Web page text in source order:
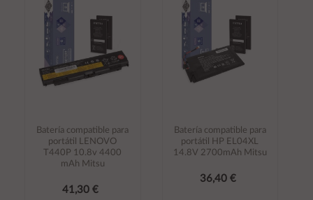
carrito
carrito
Batería compatible para
portátil LENOVO
T440P 10.8v 4400
mAh Mitsu
41,30 €
Batería compatible para
portátil HP EL04XL
14.8V 2700mAh Mitsu
36,40 €